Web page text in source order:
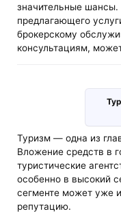
значительные шансы.
предлагающего
брокерскому
консультациям,
Туризм — одна из
Вложение средств в
туристические
особенно в высокий
сегменте может уже
репутацию.